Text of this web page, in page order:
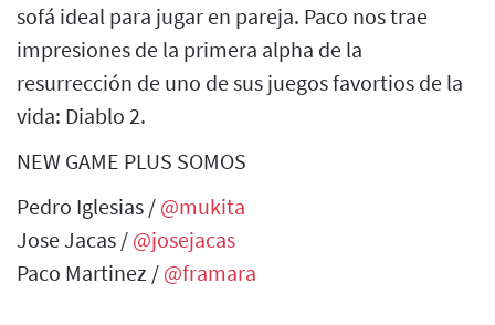
sofá ideal para jugar en pareja. Paco nos trae
impresiones de la primera alpha de la
resurrección de uno de sus juegos favortios de la
vida: Diablo 2.
NEW GAME PLUS SOMOS
Pedro Iglesias / @mukita
Jose Jacas / @josejacas
Paco Martinez / @framara